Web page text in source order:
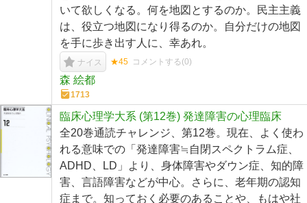
いて欲しくなる。何を地図とするのか。民主主義
は、役立つ地図になり得るのか。自分だけの地図
を手に歩き出す人に、幸あれ。
ナイス ★45 コメントする(0)
森 絵都
1713
臨床心理学大系 (第12巻) 発達障害の心理臨床
全20巻通読チャレンジ、第12巻。現在、よく使わ
れる意味での「発達障害≒自閉スペクトラム症、
ADHD、LD」より、身体障害やダウン症、知的障
害、言語障害などが中心。さらに、老年期の認知
症まで。知っておく必要のあることや、もはや社